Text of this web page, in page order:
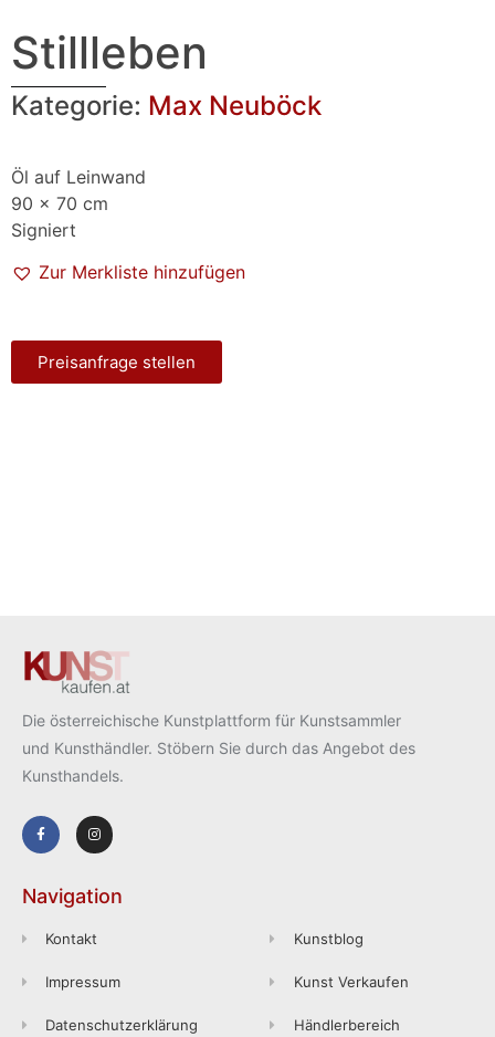
Stillleben
Kategorie: Max Neuböck
Öl auf Leinwand
90 x 70 cm
Signiert
Zur Merkliste hinzufügen
Preisanfrage stellen
Die österreichische Kunstplattform für Kunstsammler
und Kunsthändler. Stöbern Sie durch das Angebot des
Kunsthandels.
Navigation
Kontakt
Impressum
Datenschutzerklärung
Kunstblog
Kunst Verkaufen
Händlerbereich